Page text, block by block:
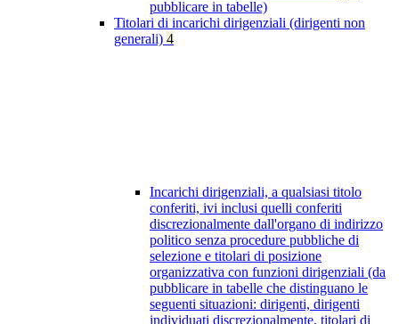
pubblicare in tabelle)
Titolari di incarichi dirigenziali (dirigenti non
generali) 4
Incarichi dirigenziali, a qualsiasi titolo
conferiti, ivi inclusi quelli conferiti
discrezionalmente dall'organo di indirizzo
politico senza procedure pubbliche di
selezione e titolari di posizione
organizzativa con funzioni dirigenziali (da
pubblicare in tabelle che distinguano le
seguenti situazioni: dirigenti, dirigenti
individuati discrezionalmente, titolari di